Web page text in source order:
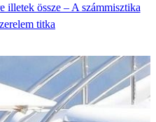
illetek össze – A számmisztika
titka